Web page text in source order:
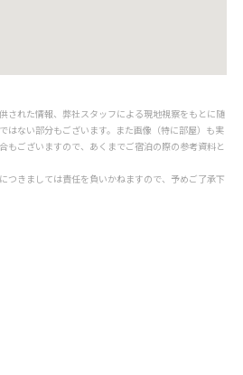
された情報、弊社スタッフによる現地視察をもとに随
はない部分もございます。また画像（特に部屋）も実
もございますので、あくまでご宿泊の際の参考資料と
つきましては責任を負いかねますので、予めご了承下